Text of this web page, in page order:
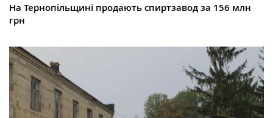
На Тернопільщині продають спиртзавод за 156 млн
грн